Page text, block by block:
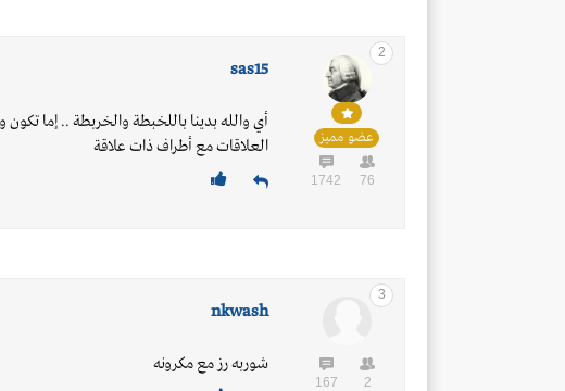
2
عضو مميز
76
1742
sas15
أي والله بدينا باللخبطة والخربطة .. إما
العلاقات مع أطراف ذات علاقة
3
2
167
nkwash
شوربه رز مع مكرونه